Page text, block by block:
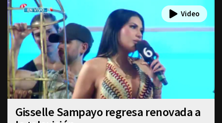
Gisselle Sampayo regresa renovada a